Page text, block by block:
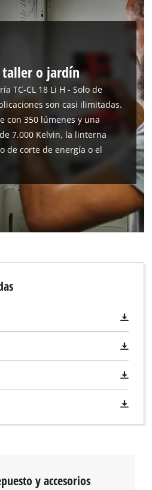
o jardín
TC-CL 18 Li H - Solo de
son casi ilimitadas.
con 350 lúmenes y una
7.000 Kelvin, la linterna
de corte de energía o el
y accesorios